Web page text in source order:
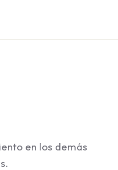
en los demás